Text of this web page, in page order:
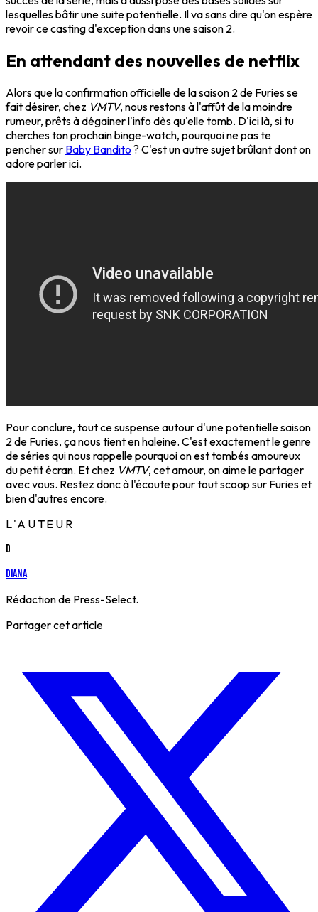
lesquelles bâtir une suite potentielle. Il va sans dire qu'on espère
revoir ce casting d'exception dans une saison 2.
En attendant des nouvelles de netflix
Alors que la confirmation officielle de la saison 2 de Furies se
fait désirer, chez VMTV, nous restons à l'affût de la moindre
rumeur, prêts à dégainer l'info dès qu'elle tomb. D'ici là, si tu
cherches ton prochain binge-watch, pourquoi ne pas te
pencher sur Baby Bandito ? C'est un autre sujet brûlant dont on
adore parler ici.
Pour conclure, tout ce suspense autour d'une potentielle saison
2 de Furies, ça nous tient en haleine. C'est exactement le genre
de séries qui nous rappelle pourquoi on est tombés amoureux
du petit écran. Et chez VMTV, cet amour, on aime le partager
avec vous. Restez donc à l'écoute pour tout scoop sur Furies et
bien d'autres encore.
L'AUTEUR
D
Diana
Rédaction de Press-Select.
Partager cet article